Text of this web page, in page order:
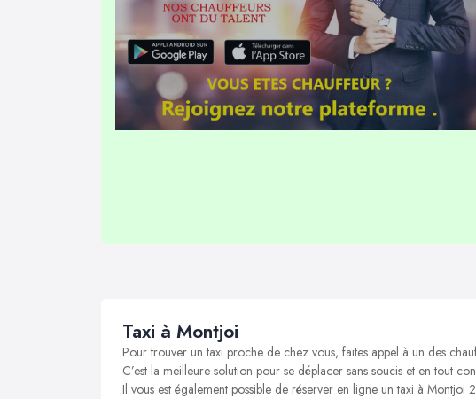
Taxi à Montjoi
Pour trouver un taxi proche de chez vous, faites appel à un des
C’est la meilleure solution pour se déplacer sans soucis et en tout
Il vous est également possible de réserver en ligne un taxi à Montjoi